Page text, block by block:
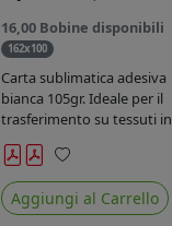
16,00 Bobine disponibili
162x100
Carta sublimatica adesiva
bianca 105gr. Ideale per il
trasferimento su tessuti in
poliestere nel settore
sportwear .
Preferiti
Aggiungi al Carrello